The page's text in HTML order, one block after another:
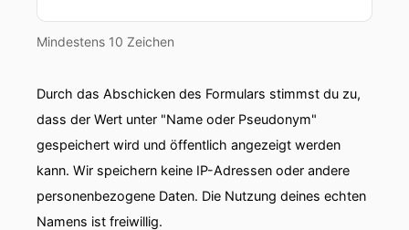
Mindestens 10 Zeichen
Durch das Abschicken des Formulars stimmst du zu,
dass der Wert unter "Name oder Pseudonym"
gespeichert wird und öffentlich angezeigt werden
kann. Wir speichern keine IP-Adressen oder andere
personenbezogene Daten. Die Nutzung deines echten
Namens ist freiwillig.